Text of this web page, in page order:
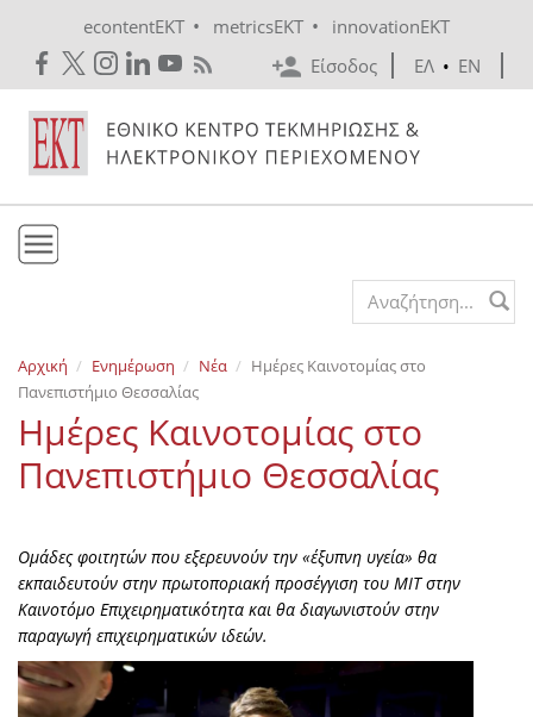
econtentEKT • metricsEKT •
innovationEKT
Είσοδος
ΕΛ • EN
Εκδόσεις
Επικοινωνία
Search form
Αρχική Ενημέρωση Νέα
Ημέρες Καινοτομίας στο
Πανεπιστήμιο Θεσσαλίας
Ημέρες Καινοτομίας στο
Πανεπιστήμιο Θεσσαλίας
Ομάδες φοιτητών που εξερευνούν την «έξυπνη υγεία» θα
εκπαιδευτούν στην πρωτοποριακή προσέγγιση του MIT στην
Καινοτόμο Επιχειρηματικότητα και θα διαγωνιστούν στην
παραγωγή επιχειρηματικών ιδεών.